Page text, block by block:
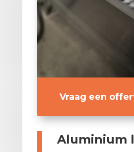
Vraag een
Aluminium